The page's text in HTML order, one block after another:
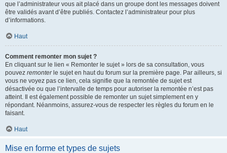
que l’administrateur vous ait placé dans un groupe dont les messages doivent
être validés avant d’être publiés. Contactez l’administrateur pour plus
d’informations.
Haut
Comment remonter mon sujet ?
En cliquant sur le lien « Remonter le sujet » lors de sa consultation, vous
pouvez remonterle sujet en haut du forum sur la première page. Par ailleurs, si
vous ne voyez pas ce lien, cela signifie que la remontée de sujet est
désactivée ou que l’intervalle de temps pour autoriser la remontée n’est pas
atteint. Il est également possible de remonter un sujet simplement en y
répondant. Néanmoins, assurez-vous de respecter les règles du forum en le
faisant.
Haut
Mise en forme et types de sujets